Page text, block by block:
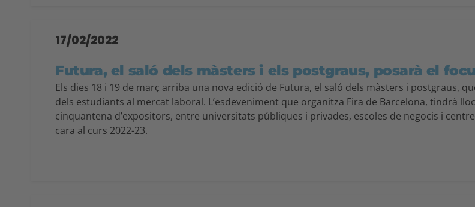
17/02/2022
Futura, el saló dels màsters i els postgraus, posarà el
Els dies 18 i 19 de març arriba una nova edició de Futura, el saló dels màsters i postgraus,
dels estudiants al mercat laboral. L’esdeveniment que organitza Fira de Barcelona, tindrà
cinquantena d’expositors, entre universitats públiques i privades, escoles de negocis i
cara al curs 2022-23.